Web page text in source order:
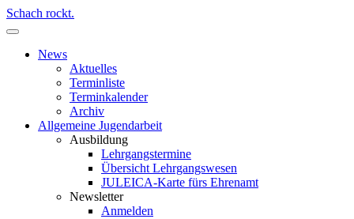
Schach rockt.
News
Aktuelles
Terminliste
Terminkalender
Archiv
Allgemeine Jugendarbeit
Ausbildung
Lehrgangstermine
Übersicht Lehrgangswesen
JULEICA-Karte fürs Ehrenamt
Newsletter
Anmelden